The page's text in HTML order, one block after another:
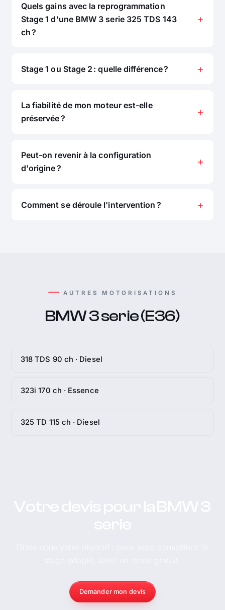
Quels gains avec la reprogrammation
Stage 1 d'une BMW 3 serie 325 TDS 143
ch ?
Stage 1 ou Stage 2 : quelle différence ?
La fiabilité de mon moteur est-elle
préservée ?
Peut-on revenir à la configuration
d'origine ?
Comment se déroule l'intervention ?
AUTRES MOTORISATIONS
BMW 3 serie (E36)
318 TDS 90 ch · Diesel
323i 170 ch · Essence
325 TD 115 ch · Diesel
Demander mon devis